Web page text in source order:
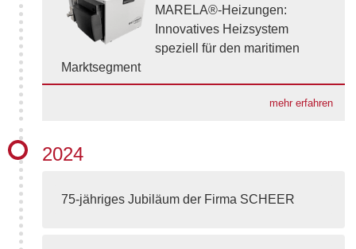
MARELA®-Heizungen:
Innovatives Heizsystem
speziell für den maritimen
Marktsegment
mehr erfahren
2024
75-jähriges Jubiläum der Firma SCHEER